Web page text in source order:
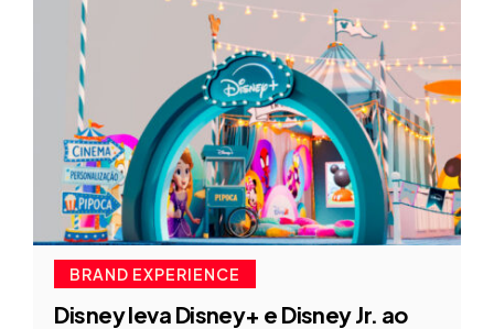
BRAND EXPERIENCE
Disney leva Disney+ e Disney Jr. ao